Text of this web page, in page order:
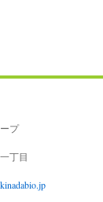
プ
丁目